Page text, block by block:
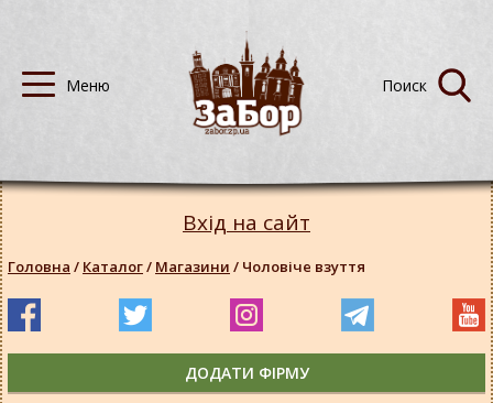
Вхід на сайт
Головна / Каталог/ Магазини / Чоловіче взуття
ДОДАТИ ФІРМУ